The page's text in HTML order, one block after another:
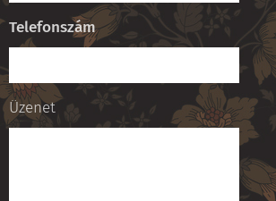
Telefonszám
Üzenet